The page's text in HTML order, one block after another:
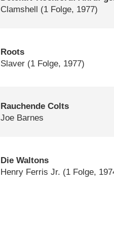
Clamshell (1 Folge, 1977)
Roots
Slaver (1 Folge, 1977)
Rauchende Colts
Joe Barnes
Die Waltons
Henry Ferris Jr. (1 Folge,